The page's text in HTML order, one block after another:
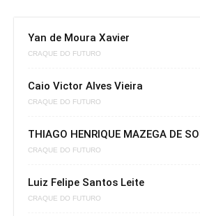
Yan de Moura Xavier
CRAQUE DO FUTURO
Caio Victor Alves Vieira
CRAQUE DO FUTURO
THIAGO HENRIQUE MAZEGA DE
CRAQUE DO FUTURO
Luiz Felipe Santos Leite
CRAQUE DO FUTURO